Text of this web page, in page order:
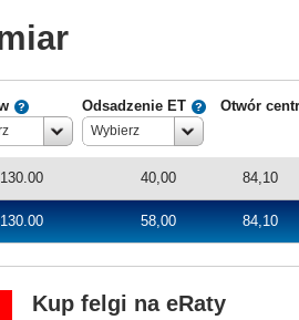
Odsadzenie ET
Wybierz
Otwór
40,00 84,10
58,00 84,10
Kup felgi na eRaty